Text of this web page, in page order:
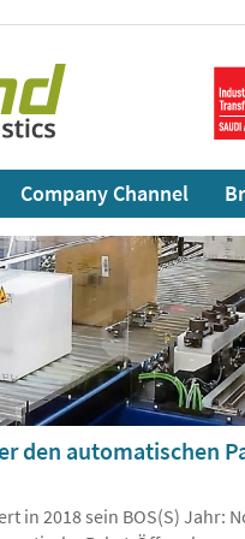
Company Channel
den automatischen
in 2018 sein BOS(S) Jahr: